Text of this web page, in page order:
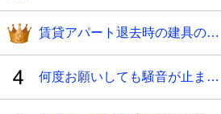
賃貸アパート退去時の建具の…
何度お願いしても騒音が止ま…